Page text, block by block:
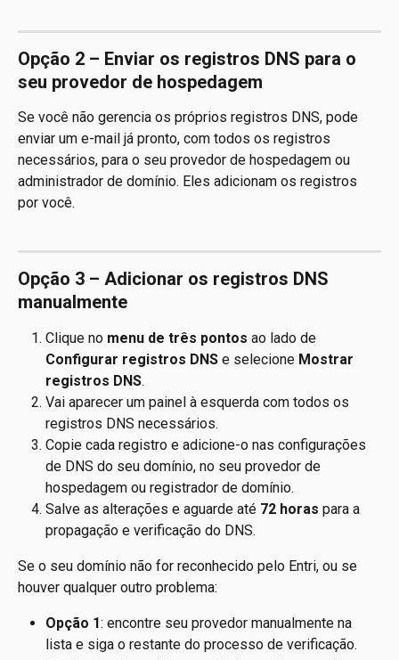
Opção 2 – Enviar os registros DNS para o
seu provedor de hospedagem
Se você não gerencia os próprios registros DNS, pode
enviar um e-mail já pronto, com todos os registros
necessários, para o seu provedor de hospedagem ou
administrador de domínio. Eles adicionam os registros
por você.
Opção 3 – Adicionar os registros DNS
manualmente
Clique no menu de três pontos ao lado de
Configurar registros DNS e selecione Mostrar
registros DNS.
Vai aparecer um painel à esquerda com todos os
registros DNS necessários.
Copie cada registro e adicione-o nas configurações
de DNS do seu domínio, no seu provedor de
hospedagem ou registrador de domínio.
Salve as alterações e aguarde até 72 horas para a
propagação e verificação do DNS.
Se o seu domínio não for reconhecido pelo Entri, ou se
houver qualquer outro problema:
Opção 1: encontre seu provedor manualmente na
lista e siga o restante do processo de verificação.